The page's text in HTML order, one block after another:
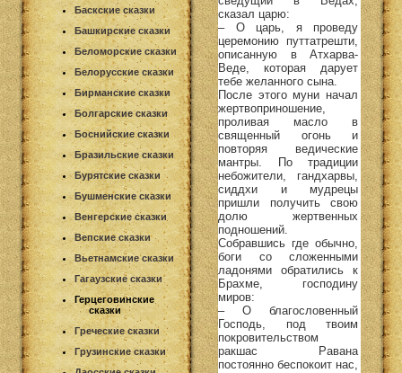
Баскские сказки
Башкирские сказки
Беломорские сказки
Белорусские сказки
Бирманские сказки
Болгарские сказки
Боснийские сказки
Бразильские сказки
Бурятские сказки
Бушменские сказки
Венгерские сказки
Вепские сказки
Вьетнамские сказки
Гагаузские сказки
Герцеговинские
сказки
Греческие сказки
Грузинские сказки
сказал царю:
– О царь, я проведу
церемонию путтатрешти,
описанную в Атхарва-
Веде, которая дарует
тебе желанного сына.
После этого муни начал
жертвоприношение,
проливая масло в
священный огонь и
повторяя ведические
мантры. По традиции
небожители, гандхарвы,
сиддхи и мудрецы
пришли получить свою
долю жертвенных
подношений.
Собравшись где обычно,
боги со сложенными
ладонями обратились к
Брахме, господину
миров:
– О благословенный
Господь, под твоим
покровительством
ракшас Равана
постоянно беспокоит нас,